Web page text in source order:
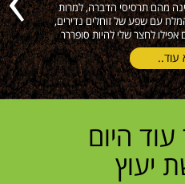
מהם תרסיסי הדברה, למרות
עם שפע של זוחלים נדירים,
לחצר שלי להיות סופררר
עוד..
היום
יעוץ